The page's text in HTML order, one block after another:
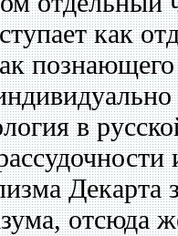
как
в
Декарта
отсюда